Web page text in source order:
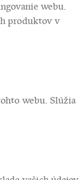
webu.
produktov v
webu. Slúžia